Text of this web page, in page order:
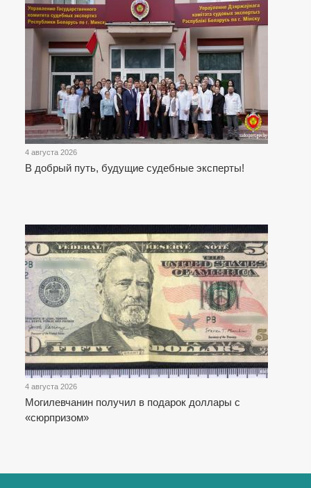
4 августа 2026
В добрый путь, будущие судебные эксперты!
4 августа 2026
Могилевчанин получил в подарок доллары с
«сюрпризом»